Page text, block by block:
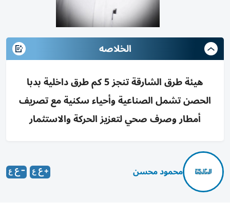
الخلاصه
هيئة طرق الشارقة تنجز 5 كم طرق داخلية بدبا
الحصن تشمل الصناعية وأحياء سكنية مع تصريف
أمطار وصرف صحي لتعزيز الحركة والاستثمار
محمود محسن